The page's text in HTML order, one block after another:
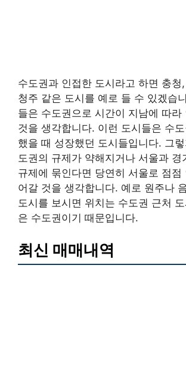
수도권과 인접한 도시라고 하면 충청
청주 같은 도시를 예로 들 수 있겠습
들은 수도권으로 시간이 지남에 따라
것을 생각합니다. 이런 도시들은 수
했을 때 성장했던 도시들입니다. 그
도권의 규제가 약해지거나 서울과 경
규제에 묶인다면 당연히 서울로 점점
어갈 것을 생각합니다. 예로 원주나
도시를 보시면 위치는 수도권 근처
은 수도권이기 때문입니다.
최신 매매내역